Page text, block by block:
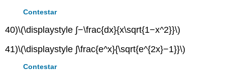
Contestar
40)\(\displaystyle ∫−\frac{dx}{x\sqrt{1−x^2}}\)
41)\(\displaystyle ∫\frac{e^x}{\sqrt{e^{2x}−1}}\)
Contestar